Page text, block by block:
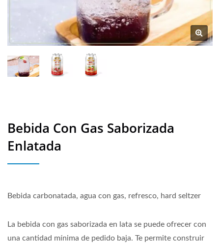
Bebida Con Gas Saborizada
Enlatada
Bebida carbonatada, agua con gas, refresco, hard seltzer
La bebida con gas saborizada en lata se puede ofrecer con
una cantidad mínima de pedido baja. Te permite construir